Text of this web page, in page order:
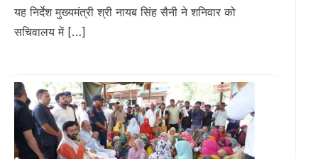
यह निर्देश मुख्यमंत्री श्री नायब सिंह सैनी ने शनिवार को
सचिवालय में […]